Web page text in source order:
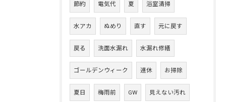
節約 電気代 夏 浴室清掃
水アカ ぬめり 直す 元に戻す
戻る 洗面水漏れ 水漏れ修繕
ゴールデンウィーク 連休 お掃除
夏日 梅雨前 GW 見えない汚れ